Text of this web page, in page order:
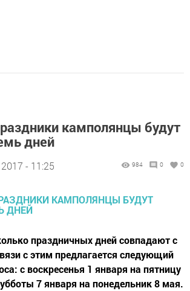
камполянцы будут
дней
- 11:25 984 0 0
праздничных дней совпадают с
с этим предлагается следующий
с воскресенья 1 января на пятницу
7 января на понедельник 8 мая.